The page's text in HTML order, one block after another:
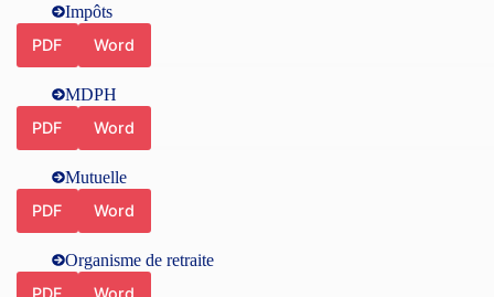
Impôts
PDF
Word
MDPH
PDF
Word
Mutuelle
PDF
Word
Organisme de retraite